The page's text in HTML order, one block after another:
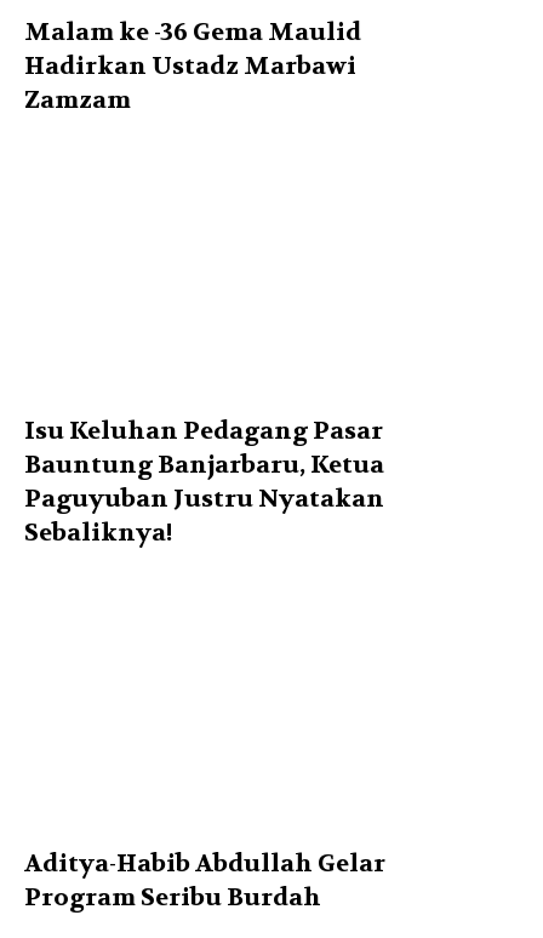
Malam ke -36 Gema Maulid
Hadirkan Ustadz Marbawi
Zamzam
Isu Keluhan Pedagang Pasar
Bauntung Banjarbaru, Ketua
Paguyuban Justru Nyatakan
Sebaliknya!
Aditya-Habib Abdullah Gelar
Program Seribu Burdah